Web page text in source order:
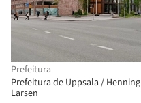
Prefeitura
Prefeitura de Uppsala / Henning
Larsen